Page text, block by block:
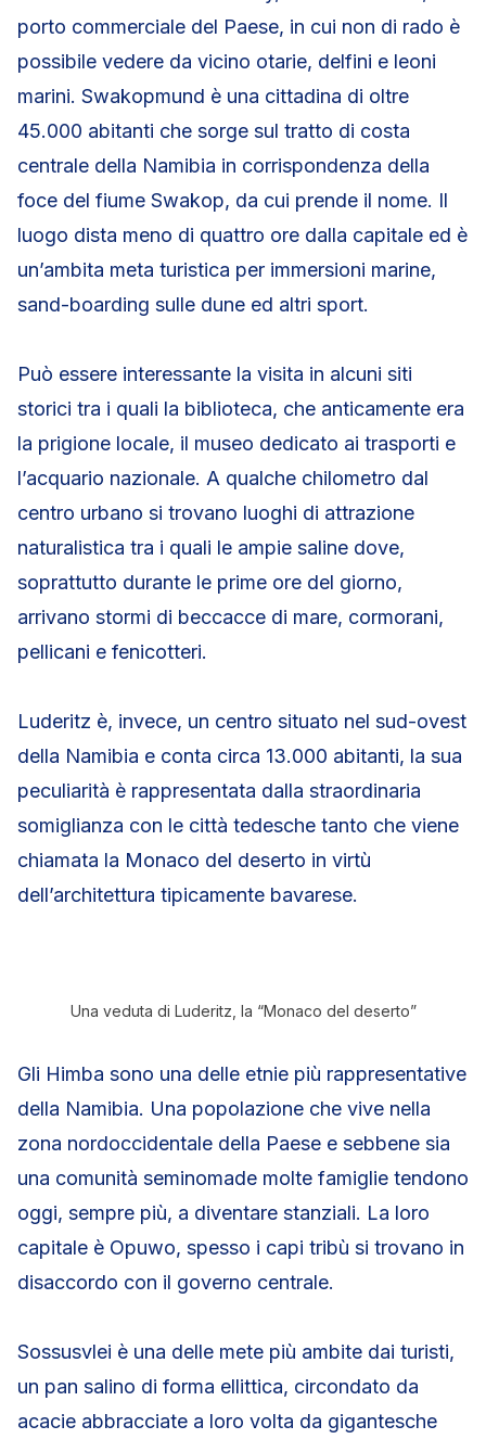
porto commerciale del Paese, in cui non di rado è
possibile vedere da vicino otarie, delfini e leoni
marini. Swakopmund è una cittadina di oltre
45.000 abitanti che sorge sul tratto di costa
centrale della Namibia in corrispondenza della
foce del fiume Swakop, da cui prende il nome. Il
luogo dista meno di quattro ore dalla capitale ed è
un’ambita meta turistica per immersioni marine,
sand-boarding sulle dune ed altri sport.
Può essere interessante la visita in alcuni siti
storici tra i quali la biblioteca, che anticamente era
la prigione locale, il museo dedicato ai trasporti e
l’acquario nazionale. A qualche chilometro dal
centro urbano si trovano luoghi di attrazione
naturalistica tra i quali le ampie saline dove,
soprattutto durante le prime ore del giorno,
arrivano stormi di beccacce di mare, cormorani,
pellicani e fenicotteri.
Luderitz è, invece, un centro situato nel sud-ovest
della Namibia e conta circa 13.000 abitanti, la sua
peculiarità è rappresentata dalla straordinaria
somiglianza con le città tedesche tanto che viene
chiamata la Monaco del deserto in virtù
dell’architettura tipicamente bavarese.
Una veduta di Luderitz, la “Monaco del deserto”
Gli Himba sono una delle etnie più rappresentative
della Namibia. Una popolazione che vive nella
zona nordoccidentale della Paese e sebbene sia
una comunità seminomade molte famiglie tendono
oggi, sempre più, a diventare stanziali. La loro
capitale è Opuwo, spesso i capi tribù si trovano in
disaccordo con il governo centrale.
Sossusvlei è una delle mete più ambite dai turisti,
un pan salino di forma ellittica, circondato da
acacie abbracciate a loro volta da gigantesche